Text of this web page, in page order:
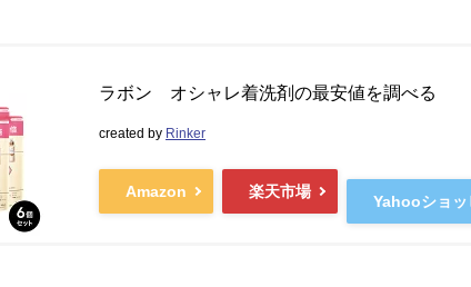
ラボン オシャレ着洗剤の最安値を調べる
created by Rinker
Amazon 楽天市場
Yahooショッ